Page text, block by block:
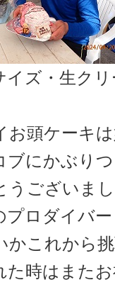
イズ・生ク
お頭ケーキ
ブにかぶり
うございま
プロダイバ
かこれから
た時はまた